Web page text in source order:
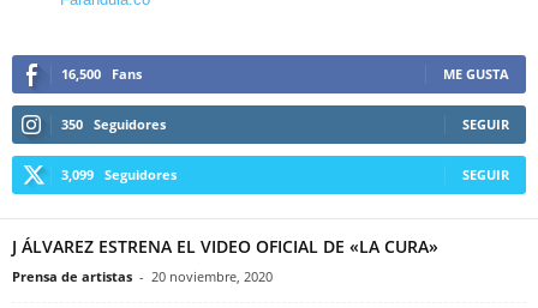
16,500 Fans ME GUSTA
350 Seguidores SEGUIR
3,099 Seguidores SEGUIR
J ÁLVAREZ ESTRENA EL VIDEO OFICIAL DE «LA CURA»
Prensa de artistas - 20 noviembre, 2020